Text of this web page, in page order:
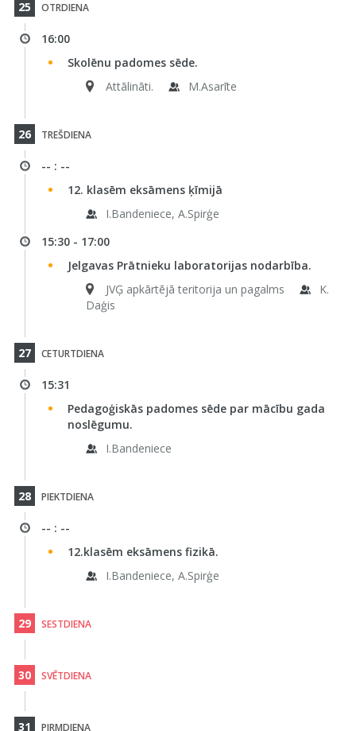
25 OTRDIENA
16:00
Skolēnu padomes sēde.
Attālināti.
M.Asarīte
26 TREŠDIENA
-- : --
12. klasēm eksāmens ķīmijā
I.Bandeniece, A.Spirģe
15:30 - 17:00
Jelgavas Prātnieku laboratorijas nodarbība.
JVĢ apkārtējā teritorija un pagalms
K.
Daģis
27 CETURTDIENA
15:31
Pedagoģiskās padomes sēde par mācību gada
noslēgumu.
I.Bandeniece
28 PIEKTDIENA
-- : --
12.klasēm eksāmens fizikā.
I.Bandeniece, A.Spirģe
29 SESTDIENA
30 SVĒTDIENA
31 PIRMDIENA